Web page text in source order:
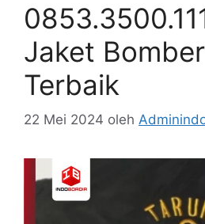
Jaket
Terbaik
22 Mei 2024 oleh